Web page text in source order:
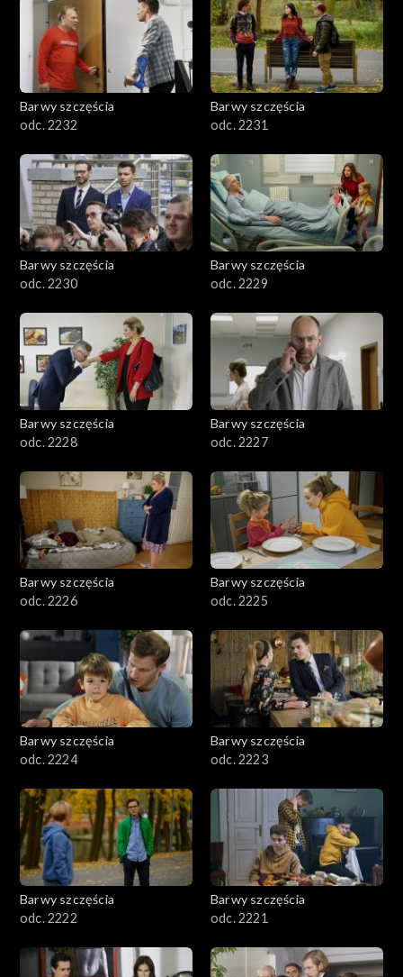
Barwy szczęścia
odc. 2232
Barwy szczęścia
odc. 2231
Barwy szczęścia
odc. 2230
Barwy szczęścia
odc. 2229
Barwy szczęścia
odc. 2228
Barwy szczęścia
odc. 2227
Barwy szczęścia
odc. 2226
Barwy szczęścia
odc. 2225
Barwy szczęścia
odc. 2224
Barwy szczęścia
odc. 2223
Barwy szczęścia
odc. 2222
Barwy szczęścia
odc. 2221